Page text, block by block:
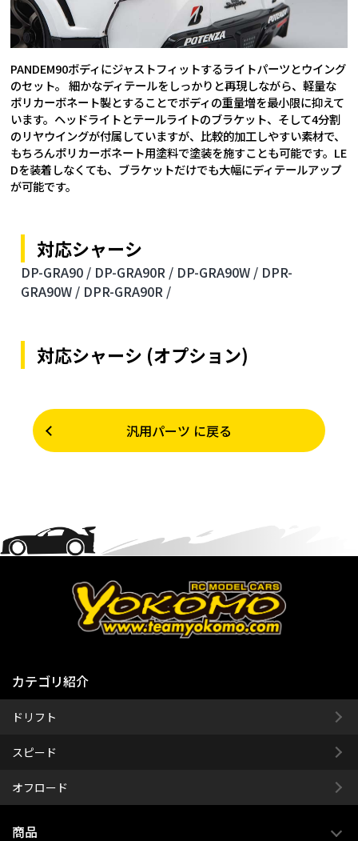
PANDEM90ボディにジャストフィットするライトパーツとウイング
のセット。 細かなディテールをしっかりと再現しながら、軽量な
ポリカーボネート製とすることでボディの重量増を最小限に抑えて
います。ヘッドライトとテールライトのブラケット、そして4分割
のリヤウイングが付属していますが、比較的加工しやすい素材で、
もちろんポリカーボネート用塗料で塗装を施すことも可能です。LE
Dを装着しなくても、ブラケットだけでも大幅にディテールアップ
が可能です。
対応シャーシ
DP-GRA90 / DP-GRA90R / DP-GRA90W / DPR-
GRA90W / DPR-GRA90R /
対応シャーシ (オプション)
汎用パーツ に戻る
カテゴリ紹介
ドリフト
スピード
オフロード
商品